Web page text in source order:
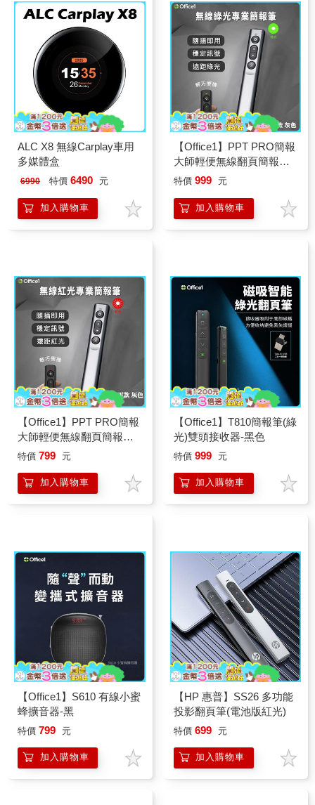
ALC X8 無線Carplay車用
多媒體盒
6990 特價 6490 元
加入購物車
【Office1】PPT PRO簡報
大師輕便無線翻頁簡報投
屏筆-綠光充電版(LGO-10)
特價 999 元
加入購物車
【Office1】PPT PRO簡報
大師輕便無線翻頁簡報投
屏筆-紅光充電版(LGO-10)
特價 799 元
加入購物車
【Office1】T810簡報筆(綠
光)雙頭接收器-黑色
特價 999 元
加入購物車
【Office1】S610 有線小蜜
蜂擴音器-黑
特價 799 元
加入購物車
【HP 惠普】SS26 多功能
投影翻頁筆(電池版紅光)
特價 699 元
加入購物車